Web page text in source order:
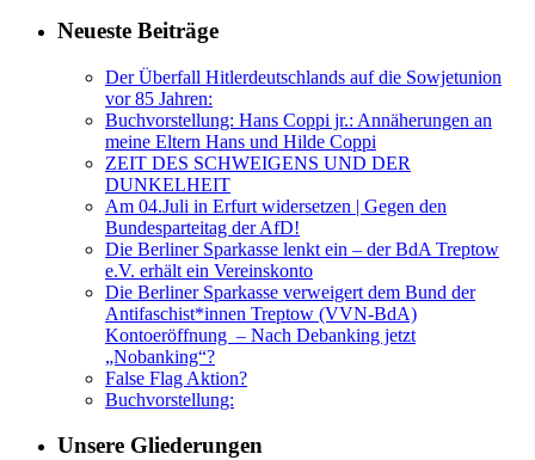
Neueste Beiträge
Der Überfall Hitlerdeutschlands auf die Sowjetunion
vor 85 Jahren:
Buchvorstellung: Hans Coppi jr.: Annäherungen an
meine Eltern Hans und Hilde Coppi
ZEIT DES SCHWEIGENS UND DER
DUNKELHEIT
Am 04.Juli in Erfurt widersetzen | Gegen den
Bundesparteitag der AfD!
Die Berliner Sparkasse lenkt ein – der BdA Treptow
e.V. erhält ein Vereinskonto
Die Berliner Sparkasse verweigert dem Bund der
Antifaschist*innen Treptow (VVN-BdA)
Kontoeröffnung – Nach Debanking jetzt
„Nobanking“?
False Flag Aktion?
Buchvorstellung:
Unsere Gliederungen